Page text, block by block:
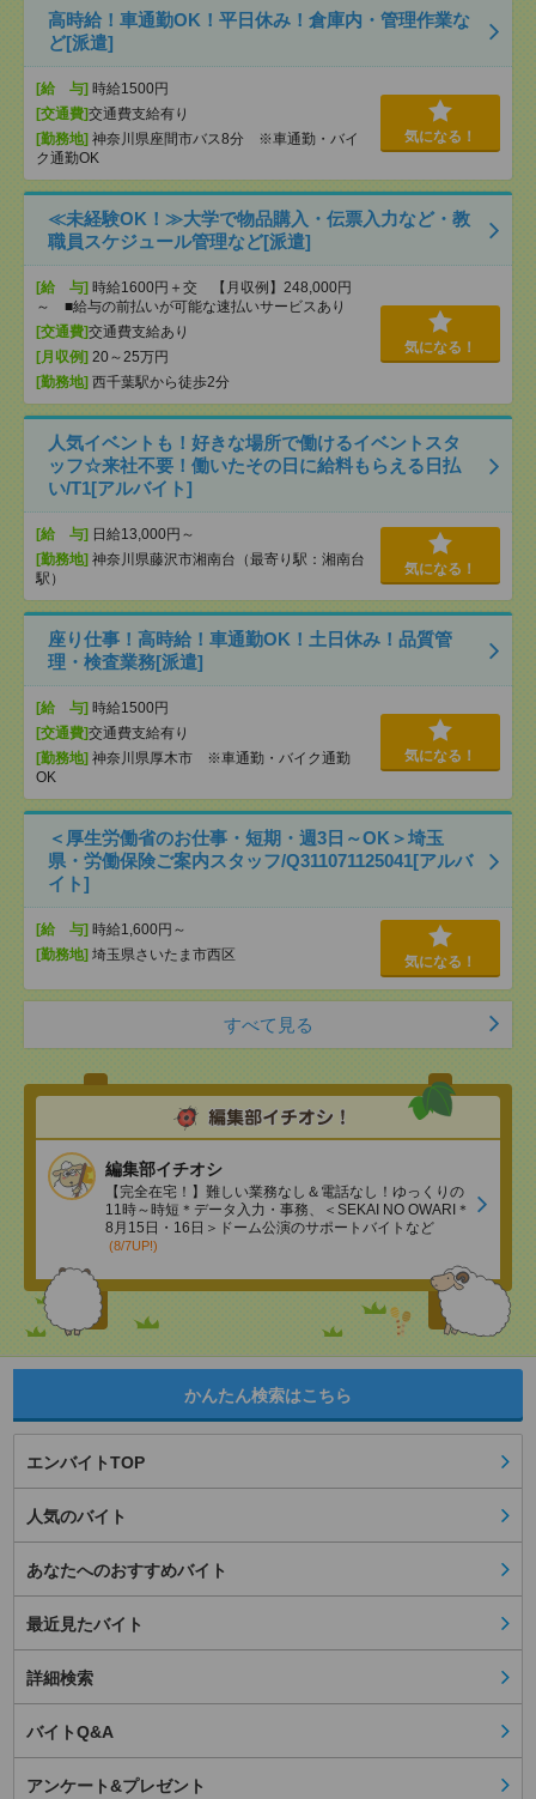
高時給！車通勤OK！平日休み！倉庫内・管理作業な
ど[派遣]
[給 与] 時給1500円
[交通費]交通費支給有り
[勤務地] 神奈川県座間市バス8分 ※車通勤・バイ
ク通勤OK
気になる！
≪未経験OK！≫大学で物品購入・伝票入力など・教
職員スケジュール管理など[派遣]
[給 与] 時給1600円＋交 【月収例】248,000円
～ ■給与の前払いが可能な速払いサービスあり
[交通費]交通費支給あり
[月収例] 20～25万円
[勤務地] 西千葉駅から徒歩2分
気になる！
人気イベントも！好きな場所で働けるイベントスタ
ッフ☆来社不要！働いたその日に給料もらえる日払
い/T1[アルバイト]
[給 与] 日給13,000円～
[勤務地] 神奈川県藤沢市湘南台（最寄り駅：湘南台
駅）
気になる！
座り仕事！高時給！車通勤OK！土日休み！品質管
理・検査業務[派遣]
[給 与] 時給1500円
[交通費]交通費支給有り
[勤務地] 神奈川県厚木市 ※車通勤・バイク通勤
OK
気になる！
＜厚生労働省のお仕事・短期・週3日～OK＞埼玉
県・労働保険ご案内スタッフ/Q311071125041[アルバ
イト]
[給 与] 時給1,600円～
[勤務地] 埼玉県さいたま市西区 気になる！
すべて見る
編集部イチオシ
【完全在宅！】難しい業務なし＆電話なし！ゆっくりの
11時～時短＊データ入力・事務、＜SEKAI NO OWARI＊
8月15日・16日＞ドーム公演のサポートバイトなど
(8/7UP!)
かんたん検索はこちら
エンバイトTOP
人気のバイト
あなたへのおすすめバイト
最近見たバイト
詳細検索
バイトQ&A
アンケート&プレゼント